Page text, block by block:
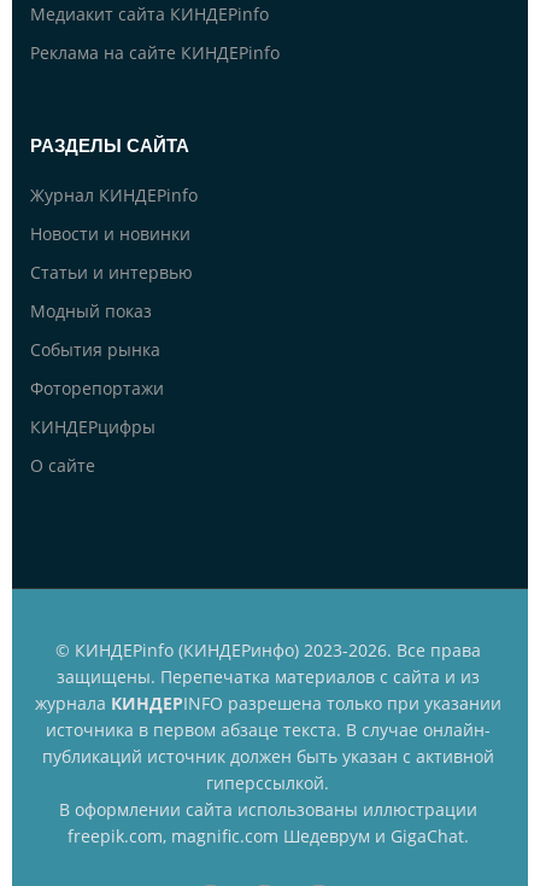
Медиакит сайта КИНДЕРinfo
Реклама на сайте КИНДЕРinfo
РАЗДЕЛЫ САЙТА
Журнал КИНДЕРinfo
Новости и новинки
Статьи и интервью
Модный показ
События рынка
Фоторепортажи
КИНДЕРцифры
О сайте
© КИНДЕРinfo (КИНДЕРинфо) 2023-2026. Все права
защищены. Перепечатка материалов с сайта и из
журнала КИНДЕРINFO разрешена только при указании
источника в первом абзаце текста. В случае онлайн-
публикаций источник должен быть указан с активной
гиперссылкой.
В оформлении сайта использованы иллюстрации
freepik.com, magnific.com Шедеврум и GigaChat.